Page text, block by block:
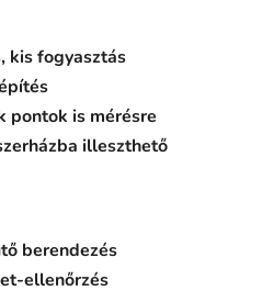
kis fogyasztás
pontok is mérésre
illeszthető
berendezés
ellenőrzés